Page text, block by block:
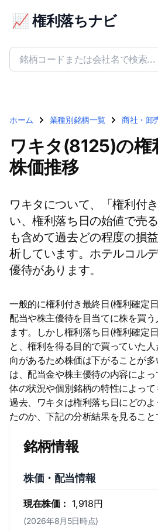
📈 権利落ちナビ
ホーム 業種別銘柄一覧 商社・卸
ワキタ(8125)の権
株価推移
ワキタについて、「権利付
い、権利落ち日の始値で売
も含めて過去どの程度の損
析しています。ホテルコル
優待があります。
一般的に権利付き最終日(権利確定
配当や株主優待を目当てに株を買
ます。しかし権利落ち日(権利確定
と、権利を得る目的で買っていた
向があるため株価は下がることが
は、配当金や株主優待の内容によ
体の状況や個別銘柄の特性によっ
過去、ワキタは権利落ち日にどの
たのか、下記の分析結果を見ること
銘柄情報
株価・配当情報
現在株価： 1,918円
(2026年8月5日時点)